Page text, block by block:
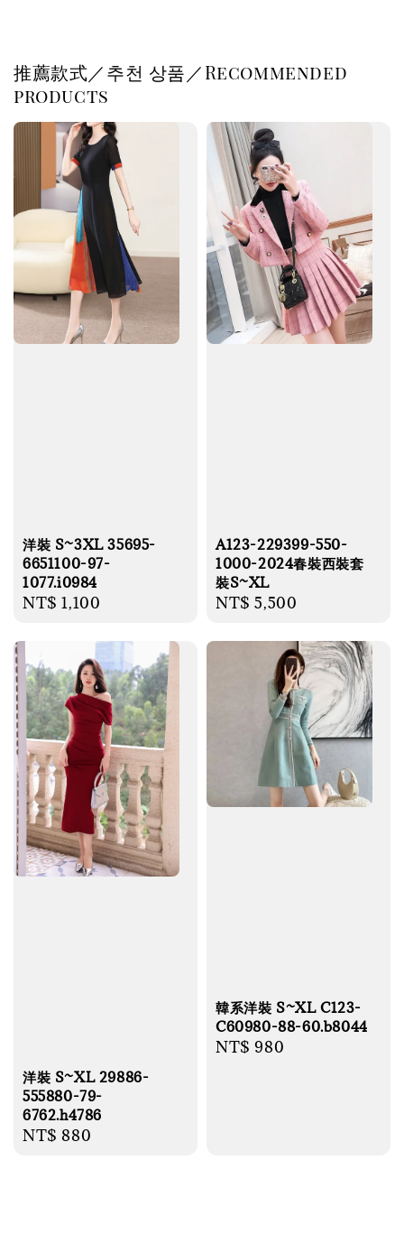
推薦款式／추천 상품／Recommended
products
洋裝 S~3XL 35695-
6651100-97-
1077.i0984
Regular
NT$ 1,100
A123-229399-550-
1000-2024春裝西裝套
裝S~XL
Regular
NT$ 5,500
洋裝 S~XL 29886-
555880-79-
6762.h4786
Regular
NT$ 880
韓系洋裝 S~XL C123-
C60980-88-60.b8044
Regular
NT$ 980